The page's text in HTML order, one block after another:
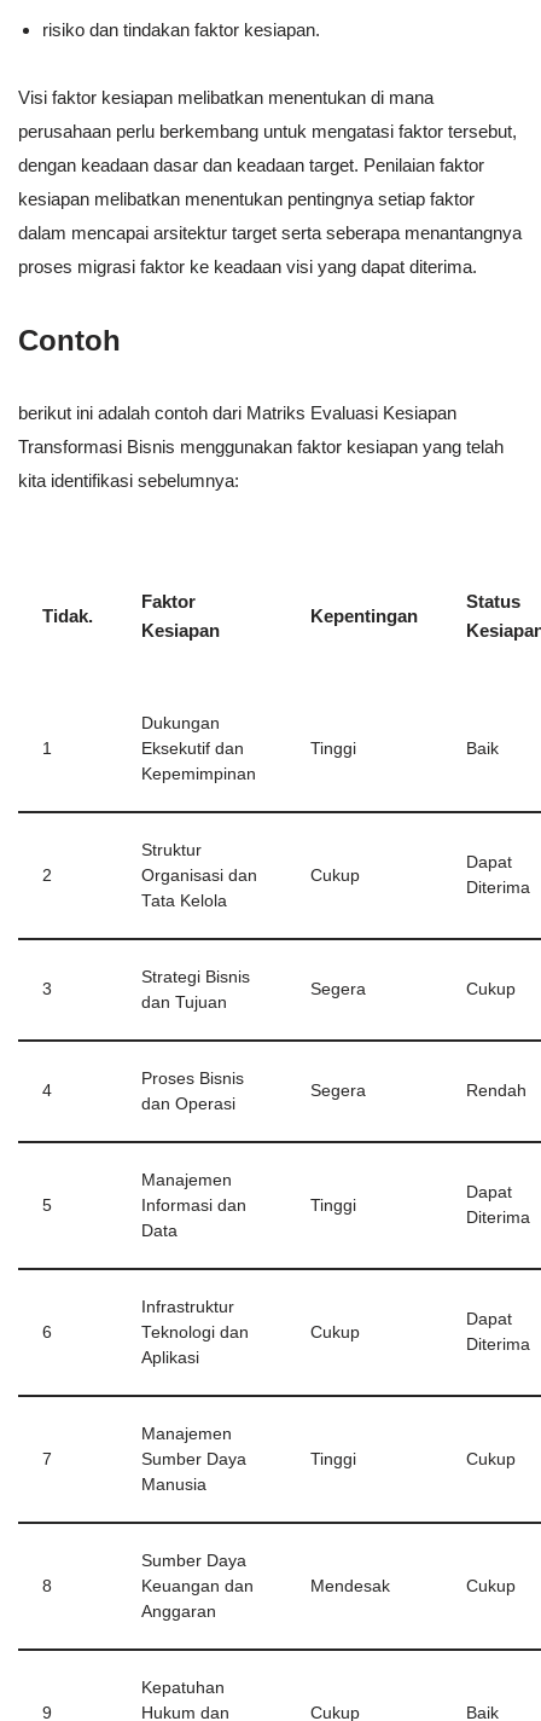
risiko dan tindakan faktor kesiapan.
Visi faktor kesiapan melibatkan menentukan di mana
perusahaan perlu berkembang untuk mengatasi faktor tersebut,
dengan keadaan dasar dan keadaan target. Penilaian faktor
kesiapan melibatkan menentukan pentingnya setiap faktor
dalam mencapai arsitektur target serta seberapa menantangnya
proses migrasi faktor ke keadaan visi yang dapat diterima.
Contoh
berikut ini adalah contoh dari Matriks Evaluasi Kesiapan
Transformasi Bisnis menggunakan faktor kesiapan yang telah
kita identifikasi sebelumnya:
Tidak.
Faktor
Kesiapan
Kepentingan
Status
1
Dukungan
Eksekutif dan
Kepemimpinan
Tinggi Baik
2
Struktur
Organisasi dan
Tata Kelola
Cukup
Dapat
Diterima
3
Strategi Bisnis
dan Tujuan
Segera Cukup
4
Proses Bisnis
dan Operasi
Segera Rendah
5
Manajemen
Informasi dan
Data
Tinggi
Dapat
Diterima
6
Infrastruktur
Teknologi dan
Aplikasi
Cukup
Dapat
Diterima
7
Manajemen
Sumber Daya
Manusia
Tinggi Cukup
8
Sumber Daya
Keuangan dan
Anggaran
Mendesak Cukup
9
Kepatuhan
Hukum dan
Cukup Baik